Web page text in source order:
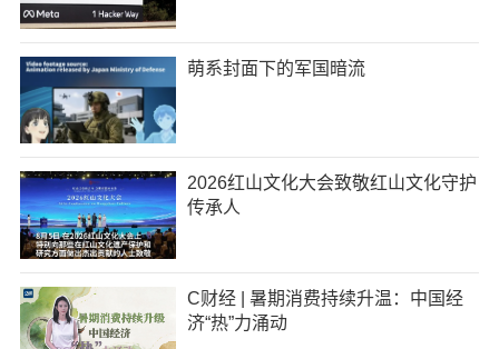
萌系封面下的军国暗流
2026红山文化大会致敬红山文化守护
传承人
C财经 | 暑期消费持续升温：中国经
济“热”力涌动